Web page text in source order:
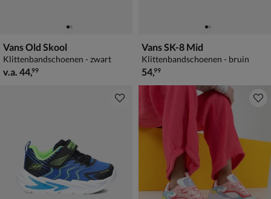
Vans Old Skool
Klittenbandschoenen - zwart
vanaf € 44,99
v.a. 44,99
Vans SK-8 Mid
Klittenbandschoenen - bruin
€ 54,99
54,99